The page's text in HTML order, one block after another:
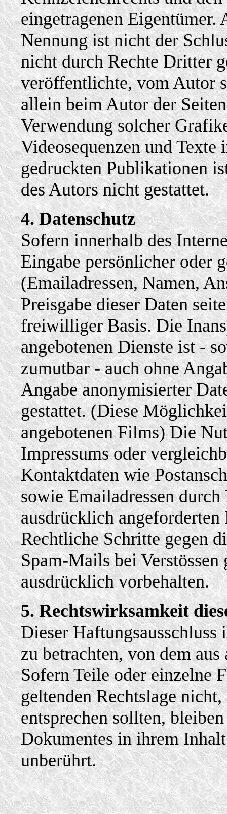
eingetragenen
Nennung ist nicht der
nicht durch Rechte Dritter
veröffentlichte, vom Autor
allein beim Autor der
Verwendung solcher
Videosequenzen und Texte
gedruckten Publikationen
des Autors nicht gestattet.
4. Datenschutz
Sofern innerhalb des
Eingabe persönlicher oder
(Emailadressen, Namen,
Preisgabe dieser Daten
freiwilliger Basis. Die
angebotenen Dienste ist -
zumutbar - auch ohne
Angabe anonymisierter
gestattet. (Diese
angebotenen Films) Die
Impressums oder
Kontaktdaten wie
sowie Emailadressen
ausdrücklich
Rechtliche Schritte gegen
Spam-Mails bei Verstössen
ausdrücklich vorbehalten.
5. Rechtswirksamkeit
Dieser Haftungsausschluss
zu betrachten, von dem
Sofern Teile oder einzelne
geltenden Rechtslage
entsprechen sollten,
Dokumentes in ihrem
unberührt.